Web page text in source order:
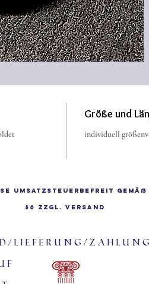
Größe und
individuell
Umsatzsteuerbefreit gemäß
§6 zzgl. Versand
Lieferung/Zahlung